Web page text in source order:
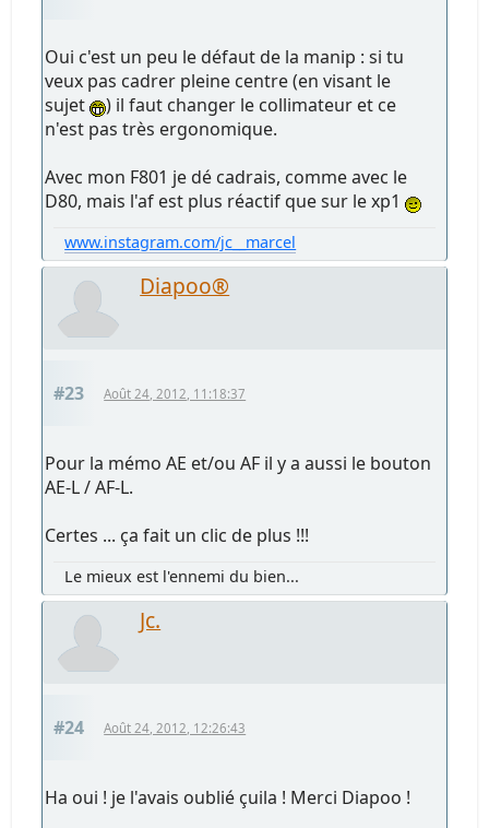
Oui c'est un peu le défaut de la manip : si tu
veux pas cadrer pleine centre (en visant le
sujet
) il faut changer le collimateur et ce
n'est pas très ergonomique.
Avec mon F801 je dé cadrais, comme avec le
D80, mais l'af est plus réactif que sur le xp1
www.instagram.com/jc__marcel
Diapoo®
#23 Août 24, 2012, 11:18:37
Pour la mémo AE et/ou AF il y a aussi le bouton
AE-L / AF-L.
Certes ... ça fait un clic de plus !!!
Le mieux est l'ennemi du bien...
Jc.
#24 Août 24, 2012, 12:26:43
Ha oui ! je l'avais oublié çuila ! Merci Diapoo !